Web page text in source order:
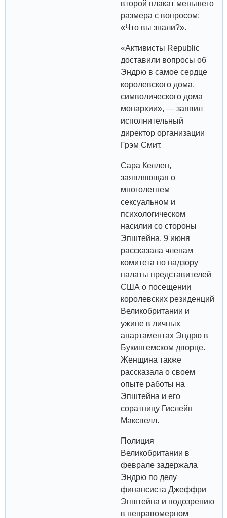
второй плакат меньшего
размера с вопросом:
«Что вы знали?».
«Активисты Republic
доставили вопросы об
Эндрю в самое сердце
королевского дома,
символического дома
монархии», — заявил
исполнительный
директор организации
Грэм Смит.
Сара Келлен,
заявляющая о
многолетнем
сексуальном и
психологическом
насилии со стороны
Эпштейна, 9 июня
рассказала членам
комитета по надзору
палаты представителей
США о посещении
королевских резиденций
Великобритании и
ужине в личных
апартаментах Эндрю в
Букингемском дворце.
Женщина также
рассказала о своем
опыте работы на
Эпштейна и его
соратницу Гислейн
Максвелл.
Полиция
Великобритании в
феврале задержала
Эндрю по делу
финансиста Джеффри
Эпштейна и подозрению
в неправомерном